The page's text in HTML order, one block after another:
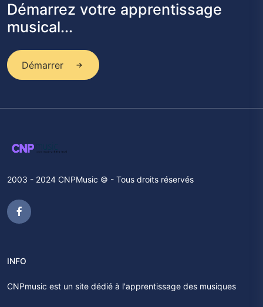
Démarrez votre apprentissage
musical...
Démarrer
2003 - 2024 CNPMusic © - Tous droits réservés
INFO
CNPmusic est un site dédié à l'apprentissage des musiques